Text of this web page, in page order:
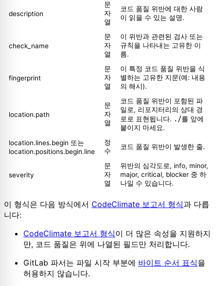
description
문
자
열
코드 품질 위반에 대한 사람
이 읽을 수 있는 설명.
check_name
문
자
열
이 위반과 관련된 검사 또는
규칙을 나타내는 고유한 이
름.
fingerprint
문
자
열
이 특정 코드 품질 위반을 식
별하는 고유한 지문(예: 내용
의 해시).
location.path
문
자
열
코드 품질 위반이 포함된 파
일로, 리포지터리의 상대 경
로로 표현됩니다. ./를 앞에
붙이지 마세요.
location.lines.begin 또는
location.positions.begin.line
정
수
코드 품질 위반이 발생한 줄.
severity
문
자
열
위반의 심각도로, info, minor,
major, critical, blocker 중 하
나일 수 있습니다.
이 형식은 다음 방식에서 CodeClimate 보고서 형식과 다릅
니다:
CodeClimate 보고서 형식이 더 많은 속성을 지원하지
만, 코드 품질은 위에 나열된 필드만 처리합니다.
GitLab 파서는 파일 시작 부분에 바이트 순서 표식을
허용하지 않습니다.